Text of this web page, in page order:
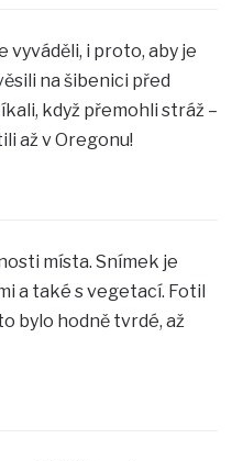
vyváděli, i proto, aby je
na šibenici před
když přemohli stráž –
až v Oregonu!
místa. Snímek je
a také s vegetací. Fotil
bylo hodně tvrdé, až